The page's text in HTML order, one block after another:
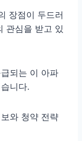
장점이 두드러
관심을 받고 있
되는 이 아파
니다.
와 청약 전략